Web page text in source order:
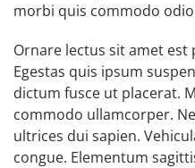
morbi quis commodo
Ornare lectus sit amet est
Egestas quis ipsum
dictum fusce ut placerat.
commodo ullamcorper.
ultrices dui sapien.
congue. Elementum